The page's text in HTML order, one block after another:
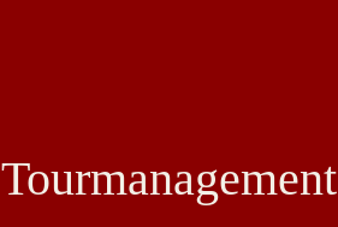
Tourmanagement